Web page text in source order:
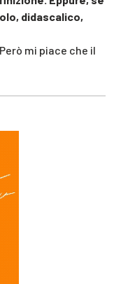
didascalico,
mi piace che il